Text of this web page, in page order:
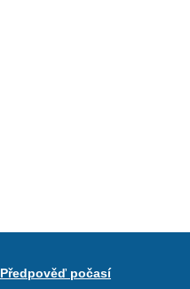
Předpověď počasí